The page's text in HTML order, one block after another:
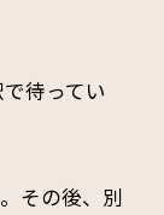
待ってい
その後、別